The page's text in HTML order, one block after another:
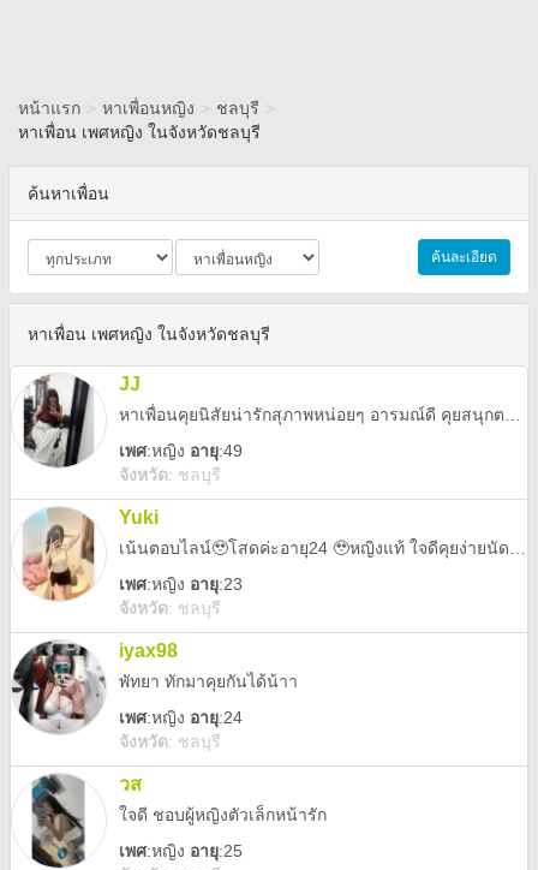
หน้าแรก > หาเพื่อนหญิง > ชลบุรี >
หาเพื่อน เพศหญิง ในจังหวัดชลบุรี
ค้นหาเพื่อน
ค้นละเอียด
หาเพื่อน เพศหญิง ในจังหวัดชลบุรี
JJ
เพศ:หญิง อายุ:49
จังหวัด: ชลบุรี
Yuki
เพศ:หญิง อายุ:23
จังหวัด: ชลบุรี
iyax98
พัทยา ทักมาคุยกันได้น้าา
เพศ:หญิง อายุ:24
จังหวัด: ชลบุรี
วส
ใจดี ชอบผู้หญิงตัวเล็กหน้ารัก
เพศ:หญิง อายุ:25